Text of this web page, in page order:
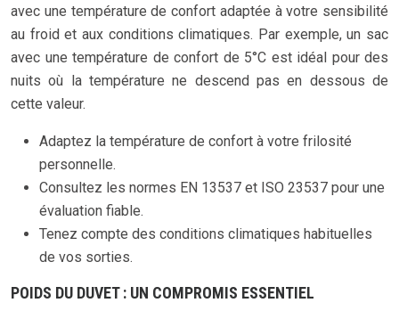
avec une température de confort adaptée à votre sensibilité
au froid et aux conditions climatiques. Par exemple, un sac
avec une température de confort de 5°C est idéal pour des
nuits où la température ne descend pas en dessous de
cette valeur.
Adaptez la température de confort à votre frilosité
personnelle.
Consultez les normes EN 13537 et ISO 23537 pour une
évaluation fiable.
Tenez compte des conditions climatiques habituelles
de vos sorties.
POIDS DU DUVET : UN COMPROMIS ESSENTIEL